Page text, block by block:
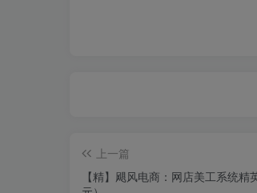
上一篇
【精】飓风电商：网店美工系统